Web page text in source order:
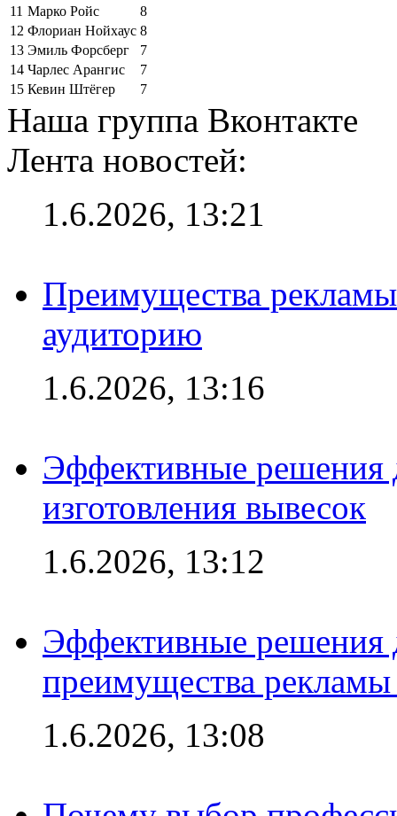
11 Марко Ройс
8
12 Флориан Нойхаус 8
13 Эмиль Форсберг
7
14 Чарлес Арангис
7
15 Кевин Штёгер 7
Наша группа Вконтакте
Лента новостей:
1.6.2026, 13:21
Преимущества
аудиторию
1.6.2026, 13:16
Эффективные решения
изготовления вывесок
1.6.2026, 13:12
Эффективные решения
преимущества рекламы
1.6.2026, 13:08